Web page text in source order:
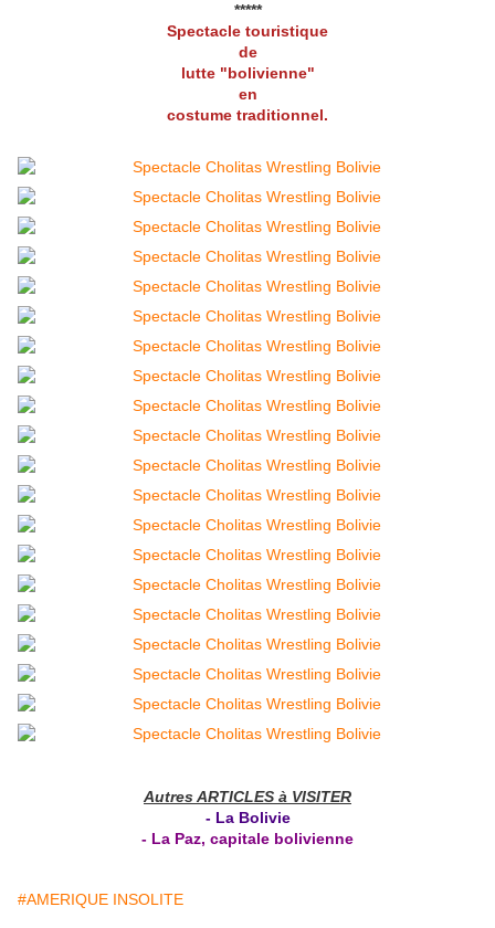
*****
Spectacle touristique
de
lutte "bolivienne"
en
costume traditionnel.
Autres ARTICLES à VISITER
-La Bolivie
- La Paz, capitale bolivienne
#AMERIQUE INSOLITE